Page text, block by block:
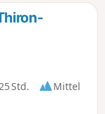
Std.
Mittel